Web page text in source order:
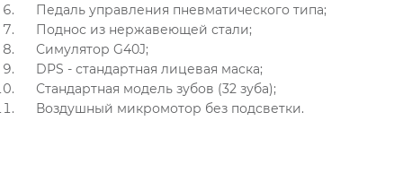
Педаль управления пневматического типа;
Поднос из нержавеющей стали;
Симулятор G40J;
DPS - стандартная лицевая маска;
Стандартная модель зубов (32 зуба);
Воздушный микромотор без подсветки.